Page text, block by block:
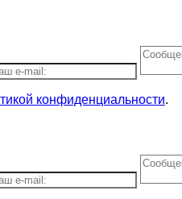
конфиденциальности.